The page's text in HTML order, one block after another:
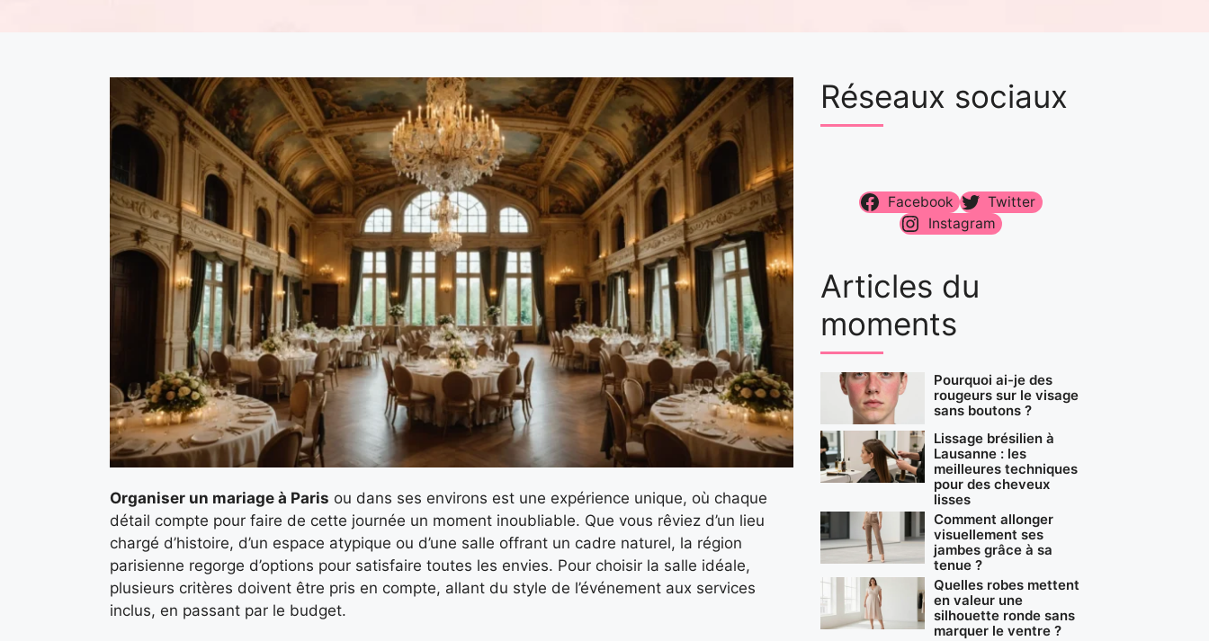
Organiser un mariage à Paris ou dans ses environs est une expérience unique, où chaque
détail compte pour faire de cette journée un moment inoubliable. Que vous rêviez d’un lieu
chargé d’histoire, d’un espace atypique ou d’une salle offrant un cadre naturel, la région
parisienne regorge d’options pour satisfaire toutes les envies. Pour choisir la salle idéale,
plusieurs critères doivent être pris en compte, allant du style de l’événement aux services
inclus, en passant par le budget.
Réseaux sociaux
Facebook
Twitter
Instagram
Articles du
moments
Pourquoi ai-je des
rougeurs sur le visage
sans boutons ?
Lissage brésilien à
Lausanne : les
meilleures techniques
pour des cheveux
lisses
Comment allonger
visuellement ses
jambes grâce à sa
tenue ?
Quelles robes mettent
en valeur une
silhouette ronde sans
marquer le ventre ?